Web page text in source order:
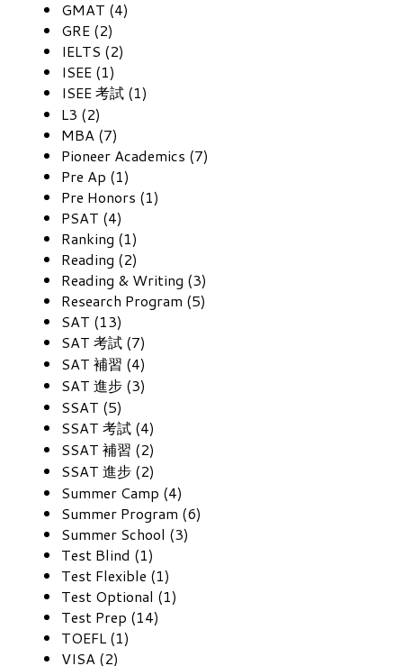
GMAT (4)
GRE (2)
IELTS (2)
ISEE (1)
ISEE 考試 (1)
L3 (2)
MBA (7)
Pioneer Academics (7)
Pre Ap (1)
Pre Honors (1)
PSAT (4)
Ranking (1)
Reading (2)
Reading & Writing (3)
Research Program (5)
SAT (13)
SAT 考試 (7)
SAT 補習 (4)
SAT 進步 (3)
SSAT (5)
SSAT 考試 (4)
SSAT 補習 (2)
SSAT 進步 (2)
Summer Camp (4)
Summer Program (6)
Summer School (3)
Test Blind (1)
Test Flexible (1)
Test Optional (1)
Test Prep (14)
TOEFL (1)
VISA (2)